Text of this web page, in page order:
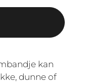
kan
dunne of